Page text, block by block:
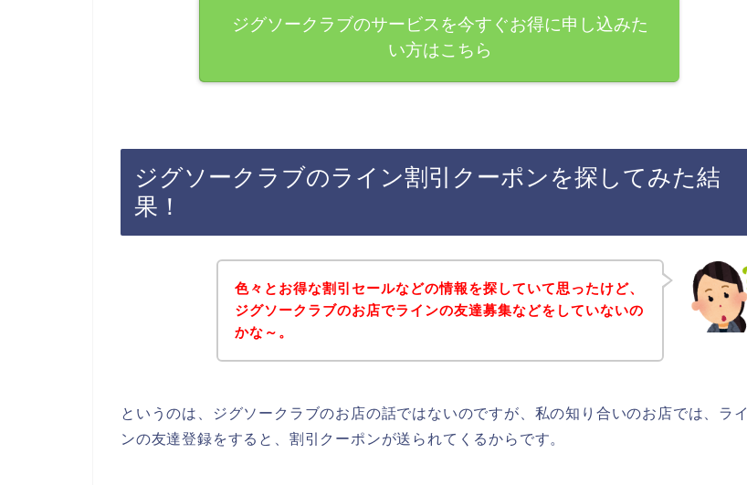
ジグソークラブのサービスを今すぐお得に申し込みた
い方はこちら
ジグソークラブのライン割引クーポンを探してみた結
果！
色々とお得な割引セールなどの情報を探していて思ったけど、
ジグソークラブのお店でラインの友達募集などをしていないの
かな～。
というのは、ジグソークラブのお店の話ではないのですが、私の知り合いのお店では、ライ
ンの友達登録をすると、割引クーポンが送られてくるからです。